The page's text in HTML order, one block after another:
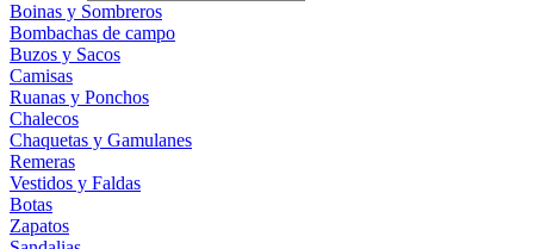
Boinas y Sombreros
Bombachas de campo
Buzos y Sacos
Camisas
Ruanas y Ponchos
Chalecos
Chaquetas y Gamulanes
Remeras
Vestidos y Faldas
Botas
Zapatos